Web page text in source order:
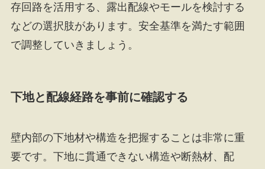
存回路を活用する、露出配線やモールを検討する
などの選択肢があります。安全基準を満たす範囲
で調整していきましょう。
下地と配線経路を事前に確認する
壁内部の下地材や構造を把握することは非常に重
要です。下地に貫通できない構造や断熱材、配